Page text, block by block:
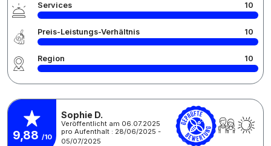
Services 10
Preis-Leistungs-Verhältnis 10
Region 10
9,88 /10
Sophie D.
Veröffentlicht am 06.07.2025
pro Aufenthalt : 28/06/2025 -
05/07/2025